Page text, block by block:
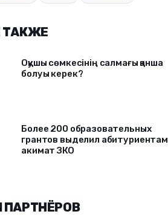
ТАКЖЕ
Оқушы сөмкесінің салмағы қанша
болуы керек?
Более 200 образовательных
грантов выделил абитуриентам
акимат ЗКО
ПАРТНЁРОВ